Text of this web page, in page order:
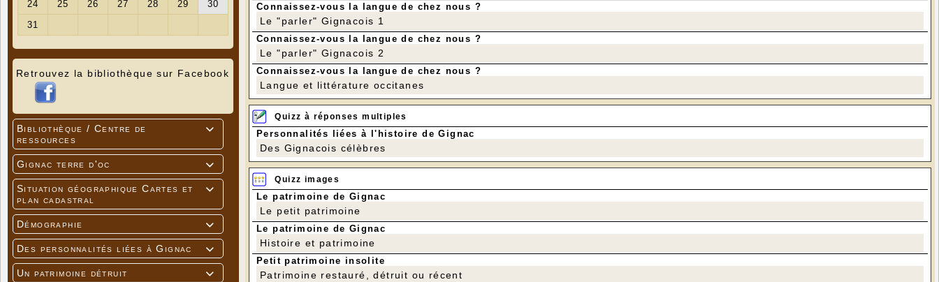
Retrouvez la bibliothèque sur Facebook

Bibliothèque / Centre de
ressources

Gignac terre d'oc

Situation géographique Cartes et
plan cadastral

Démographie

Des personnalités liées à Gignac

Un patrimoine détruit
Connaissez-vous la langue de chez nous ?
Le "parler" Gignacois 1
Connaissez-vous la langue de chez nous ?
Le "parler" Gignacois 2
Connaissez-vous la langue de chez nous ?
Langue et littérature occitanes
Quizz à réponses multiples
Personnalités liées à l'histoire de Gignac
Des Gignacois célèbres
Quizz images
Le patrimoine de Gignac
Le petit patrimoine
Le patrimoine de Gignac
Histoire et patrimoine
Petit patrimoine insolite
Patrimoine restauré, détruit ou récent